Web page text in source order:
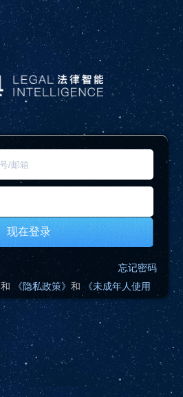
现在登录
忘记密码
和 《隐私政策》 和
《未成年人使用